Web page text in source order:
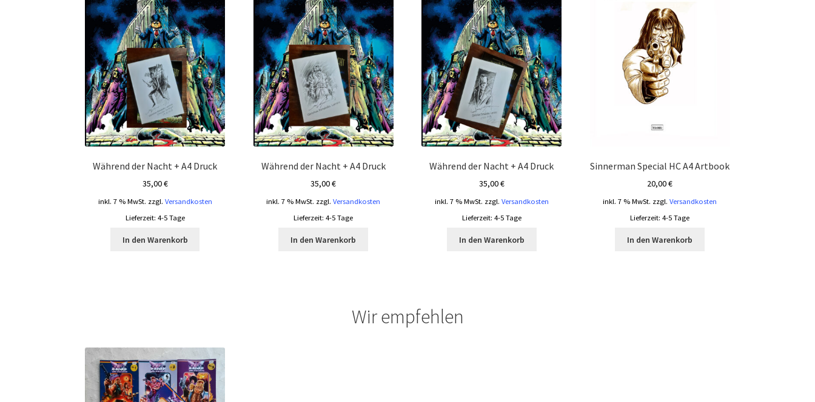
Während der Nacht + A4 Druck
35,00€
inkl. 7 % MwSt. zzgl. Versandkosten
Lieferzeit: 4-5 Tage
In den Warenkorb
Während der Nacht + A4 Druck
35,00€
inkl. 7 % MwSt. zzgl.Versandkosten
Lieferzeit:4-5 Tage
In den Warenkorb
Während der Nacht + A4 Druck
35,00€
inkl. 7 % MwSt. zzgl. Versandkosten
Lieferzeit: 4-5 Tage
In den Warenkorb
Sinnerman Special HC A4 Artbook
20,00€
inkl. 7 % MwSt. zzgl.Versandkosten
Lieferzeit:4-5 Tage
In den Warenkorb
Wir empfehlen